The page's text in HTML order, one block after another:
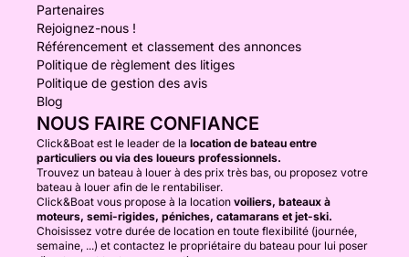
Partenaires
Rejoignez-nous !
Référencement et classement des annonces
Politique de règlement des litiges
Politique de gestion des avis
Blog
NOUS FAIRE CONFIANCE
Click&Boat est le leader de la location de bateau entre
particuliers ou via des loueurs professionnels.
Trouvez un bateau à louer à des prix très bas, ou proposez votre
bateau à louer afin de le rentabiliser.
Click&Boat vous propose à la location voiliers, bateaux à
moteurs, semi-rigides, péniches, catamarans et jet-ski.
Choisissez votre durée de location en toute flexibilité (journée,
semaine, ...) et contactez le propriétaire du bateau pour lui poser